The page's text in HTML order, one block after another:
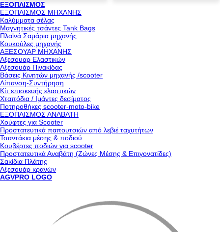
ΕΞΟΠΛΙΣΜΟΣ
ΕΞΟΠΛΙΣΜΟΣ ΜΗΧΑΝΗΣ
Καλύμματα σέλας
Μαγνητικές τσάντες Tank Bags
Πλαϊνά Σαμάρια μηχανής
Κουκούλες μηχανής
ΑΞΕΣΟΥΑΡ ΜΗΧΑΝΗΣ
Αξεσουαρ Ελαστικών
Αξεσουάρ Πινακίδας
Βάσεις Κινητών μηχανής /scooter
Λίπανση-Συντήρηση
Κίτ επισκευής ελαστικών
Χταπόδια / Ιμάντες δεσίματος
Ποτηροθήκες scooter-moto-bike
ΕΞΟΠΛΙΣΜΟΣ ΑΝΑΒΑΤΗ
Χούφτες για Scooter
Προστατευτικά παπουτσιών από λεβιέ ταχυτήτων
Τσαντάκια μέσης & ποδιού
Κουβέρτες ποδιών για scooter
Προστατευτικά Αναβάτη (Ζώνες Μέσης & Επιγονατίδες)
Σακίδια Πλάτης
Αξεσουάρ κρανών
AGVPRO LOGO